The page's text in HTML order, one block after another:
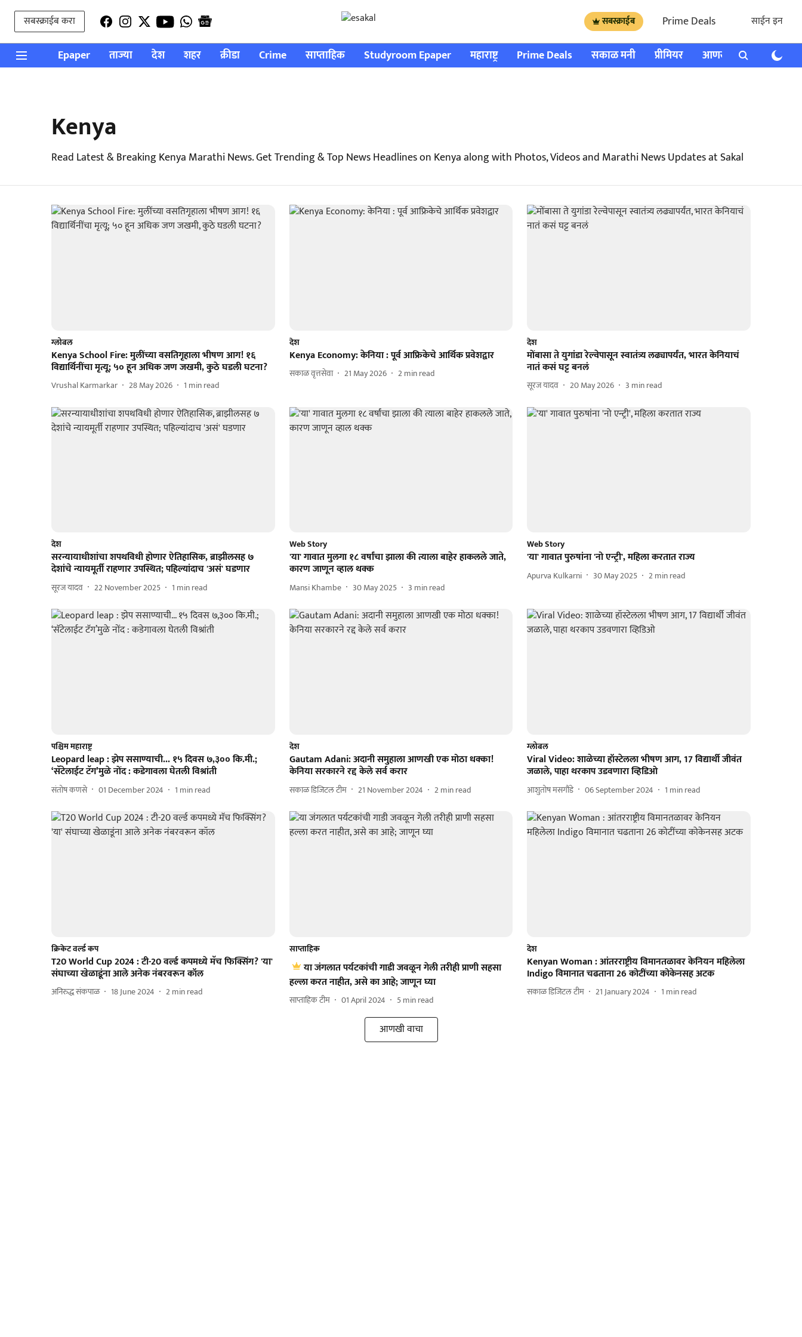
सबस्क्राईब करा सबस्क्राईब Prime Deals साईन इन
Epaper ताज्या देश शहर क्रीडा Crime साप्ताहिक Studyroom Epaper महाराष्ट्र Prime Deals सकाळ मनी प्रीमियर आणखी राशी भविष्य
Kenya
Read Latest & Breaking Kenya Marathi News. Get Trending & Top News Headlines on Kenya along with Photos, Videos and Marathi News Updates at Sakal
ग्लोबल
Kenya School Fire: मुलींच्या वसतिगृहाला भीषण आग! १६
विद्यार्थिनींचा मृत्यू; ५० हून अधिक जण जखमी, कुठे घडली घटना?
Vrushal Karmarkar 28 May 2026 1 min read
देश
Kenya Economy: केनिया : पूर्व आफ्रिकेचे आर्थिक प्रवेशद्वार
सकाळ वृत्तसेवा 21 May 2026 2min read
देश
मोंबासा ते युगांडा रेल्वेपासून स्वातंत्र्य लढ्यापर्यंत, भारत केनियाचं
नातं कसं घट्ट बनलं
सूरज यादव 20 May 2026 3 min read
देश
सरन्यायाधीशांचा शपथविधी होणार ऐतिहासिक, ब्राझीलसह ७
देशांचे न्यायमूर्ती राहणार उपस्थित; पहिल्यांदाच 'असं' घडणार
सूरज यादव 22 November 2025 1 min read
Web Story
'या' गावात मुलगा १८ वर्षांचा झाला की त्याला बाहेर हाकलले जाते,
कारण जाणून व्हाल थक्क
Mansi Khambe 30 May 2025 3 min read
Web Story
'या' गावात पुरुषांना 'नो एन्ट्री', महिला करतात राज्य
Apurva Kulkarni 30 May 2025 2min read
पश्चिम महाराष्ट्र
Leopard leap : झेप ससाण्याची... १५ दिवस ७,३०० कि.मी.;
‘सॅटेलाईट टॅग’मुळे नोंद : कडेगावला घेतली विश्रांती
संतोष कणसे 01 December 2024 1 min read
देश
Gautam Adani: अदानी समुहाला आणखी एक मोठा धक्का!
केनिया सरकारने रद्द केले सर्व करार
सकाळ डिजिटल टीम 21 November 2024 2min read
ग्लोबल
Viral Video: शाळेच्या हॉस्टेलला भीषण आग, 17 विद्यार्थी जीवंत
जळाले, पाहा थरकाप उडवणारा व्हिडिओ
आशुतोष मसगौंडे 06 September 2024 1 min read
क्रिकेट वर्ल्ड कप
T20 World Cup 2024 : टी-20 वर्ल्ड कपमध्ये मॅच फिक्सिंग? 'या'
संघाच्या खेळाडूंना आले अनेक नंबरवरून कॉल
अनिरुद्ध संकपाळ 18 June 2024 2min read
साप्ताहिक
या जंगलात पर्यटकांची गाडी जवळून गेली तरीही प्राणी सहसा
हल्ला करत नाहीत, असे का आहे; जाणून घ्या
साप्ताहिक टीम 01 April 2024 5min read
देश
Kenyan Woman : आंतरराष्ट्रीय विमानतळावर केनियन महिलेला
Indigo विमानात चढताना 26 कोटींच्या कोकेनसह अटक
सकाळ डिजिटल टीम 21 January 2024 1 min read
आणखी वाचा